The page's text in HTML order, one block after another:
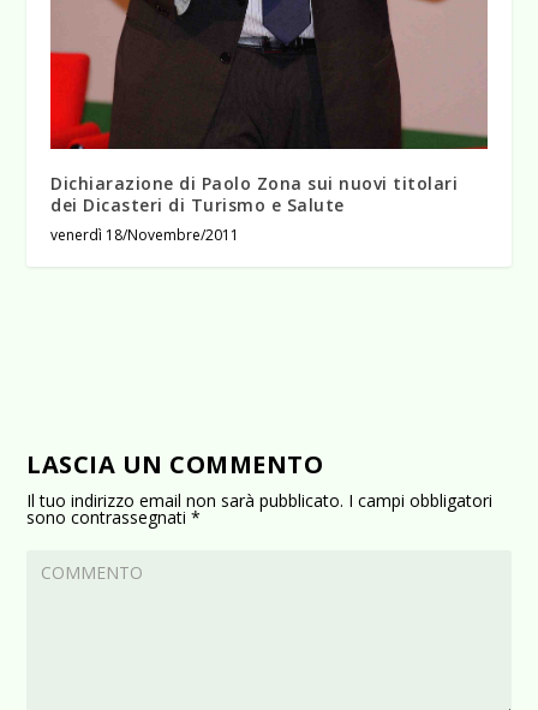
Dichiarazione di Paolo Zona sui nuovi titolari
dei Dicasteri di Turismo e Salute
venerdì 18/Novembre/2011
LASCIA UN COMMENTO
Il tuo indirizzo email non sarà pubblicato. I campi obbligatori
sono contrassegnati*